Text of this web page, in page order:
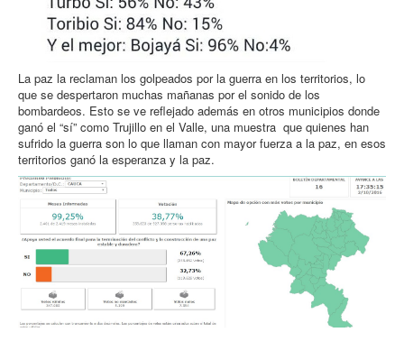
La paz la reclaman los golpeados por la guerra en los territorios, lo
que se despertaron muchas mañanas por el sonido de los
bombardeos. Esto se ve reflejado además en otros municipios donde
ganó el “sí” como Trujillo en el Valle, una muestra que quienes han
sufrido la guerra son lo que llaman con mayor fuerza a la paz, en esos
territorios ganó la esperanza y la paz.